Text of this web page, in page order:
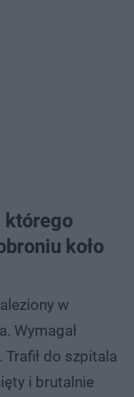
którego
koło
w
Wymagał
do szpitala
i brutalnie